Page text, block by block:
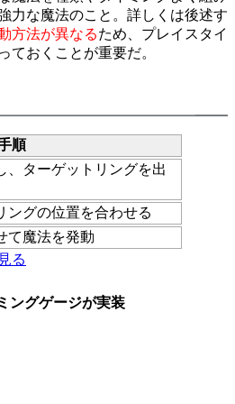
力な魔法のこと。詳しくは後述す
方法が異なるため、プレイスタイ
ておくことが重要だ。
順
、ターゲットリングを出
ングの位置を合わせる
て魔法を発動
る
ングゲージが実装